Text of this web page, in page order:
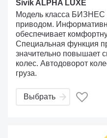
Sivik ALPHA LUXE
Модель класса БИЗНЕС
приводом.
обеспечивает
Cпециальная функция
значительно повышает
колес. Автодоворот
груза.
Выбрать